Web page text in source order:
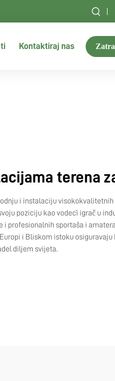
Kontaktiraj nas
terena
i instalaciju visokokvalitetnih
poziciju kao vodeći igrač u
profesionalnih sportaša i
i Bliskom istoku
diljem svijeta.